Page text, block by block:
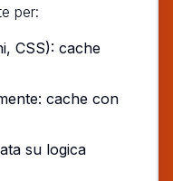
per:
CSS): cache
cache con
su logica